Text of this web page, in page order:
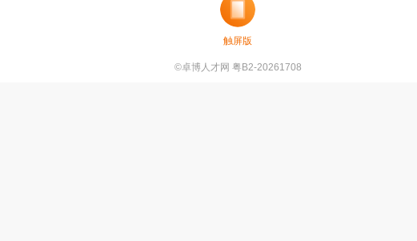
触屏版
©卓博人才网 粤B2-20261708